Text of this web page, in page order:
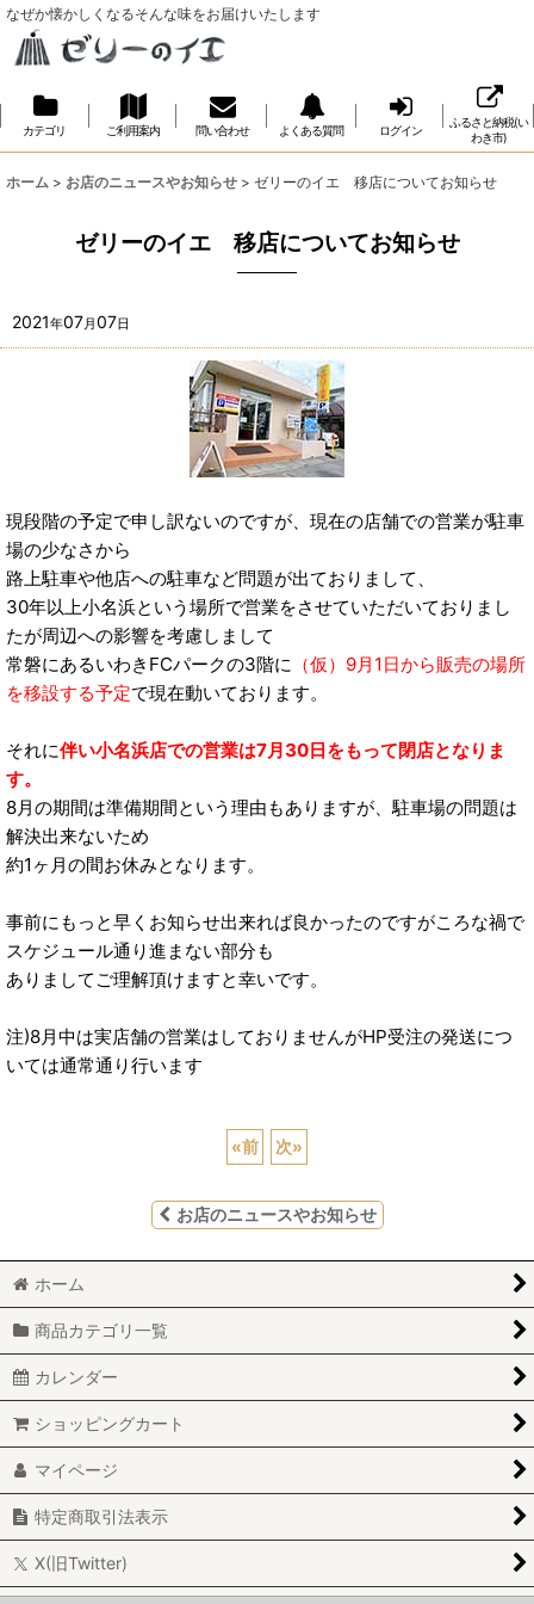
なぜか懐かしくなるそんな味をお届けいたします
カテゴリ ご利用案内 問い合わせ よくある質問 ログイン
ふるさと納税(い
わき市)
ホーム > お店のニュースやお知らせ > ゼリーのイエ 移店についてお知らせ
ゼリーのイエ 移店についてお知らせ
2021年07月 07日
現段階の予定で申し訳ないのですが、現在の店舗での営業が駐車
場の少なさから
路上駐車や他店への駐車など問題が出ておりまして、
30年以上小名浜という場所で営業をさせていただいておりまし
たが周辺への影響を考慮しまして
常磐にあるいわきFCパークの3階に （仮）9月1日から販売の場所
を移設する予定で現在動いております。
それに伴い小名浜店での営業は7月30日をもって閉店となりま
す。
8月の期間は準備期間という理由もありますが、駐車場の問題は
解決出来ないため
約1ヶ月の間お休みとなります。
事前にもっと早くお知らせ出来れば良かったのですがころな禍で
スケジュール通り進まない部分も
ありましてご理解頂けますと幸いです。
注)8月中は実店舗の営業はしておりませんがHP受注の発送につ
いては通常通り行います
«前 次»
お店のニュースやお知らせ
ホーム
商品カテゴリ一覧
カレンダー
ショッピングカート
マイページ
特定商取引法表示
X(旧Twitter)